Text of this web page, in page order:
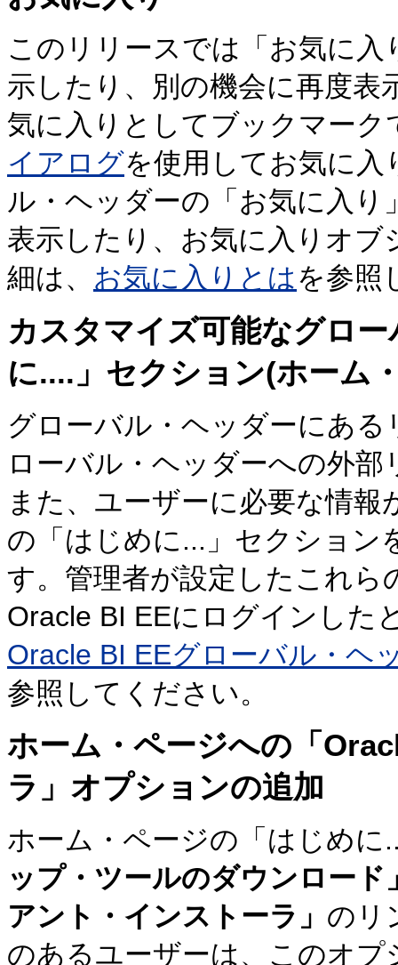
このリリースでは「お気に
示したり、別の機会に再度
気に入りとしてブックマーク
イアログを使用してお気に
ル・ヘッダーの「お気に入
表示したり、お気に入りオ
細は、 お気に入りとはを参照
カスタマイズ可能なグロ
に....」セクション(ホーム
グローバル・ヘッダーにあ
ローバル・ヘッダーへの外
また、ユーザーに必要な情
の「はじめに...」セクション
す。管理者が設定したこれ
Oracle BI EEにログインした
Oracle BI EEグローバル・ヘ
参照してください。
ホーム・ページへの「
ラ」オプションの追加
ホーム・ページの「はじめ
ップ・ツールのダウンロード
アント・インストーラ」 のリ
のあるユーザーは、このオ